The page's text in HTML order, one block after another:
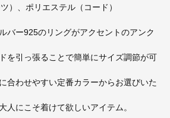
）、ポリエステル（コード）
バー925のリングがアクセントのアンク
を引っ張ることで簡単にサイズ調節が可
合わせやすい定番カラーからお選びいた
人にこそ着けて欲しいアイテム。